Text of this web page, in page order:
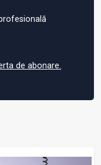
de abonare.